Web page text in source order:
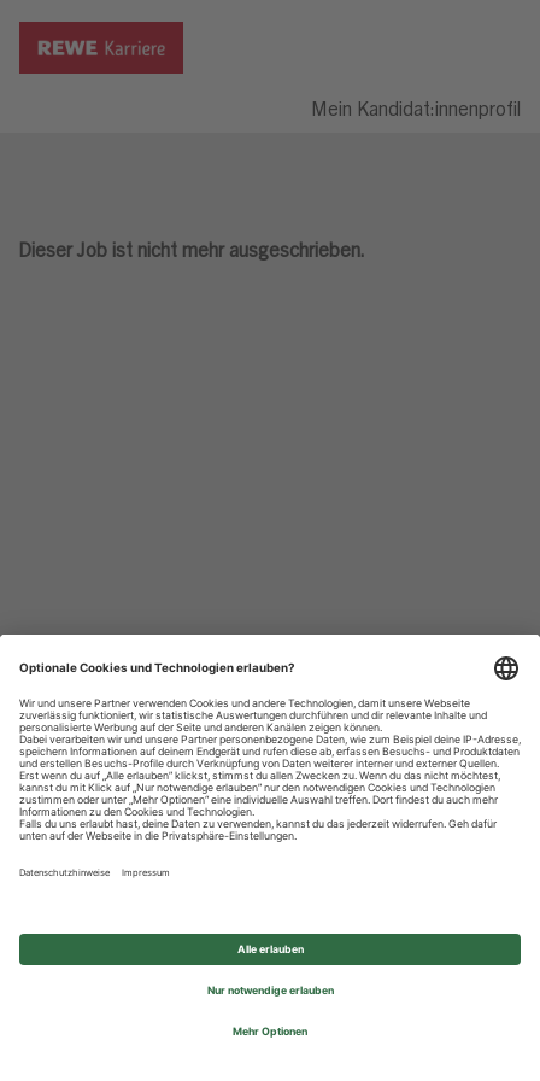
Mein Kandidat:innenprofil
Dieser Job ist nicht mehr ausgeschrieben.
Datenschutzhinweise
Impressum
Privatsphäre-Einstellungen
© 2026 REWE Group - All rights reserved